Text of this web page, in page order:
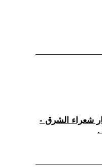
شعراء الشرق -
.